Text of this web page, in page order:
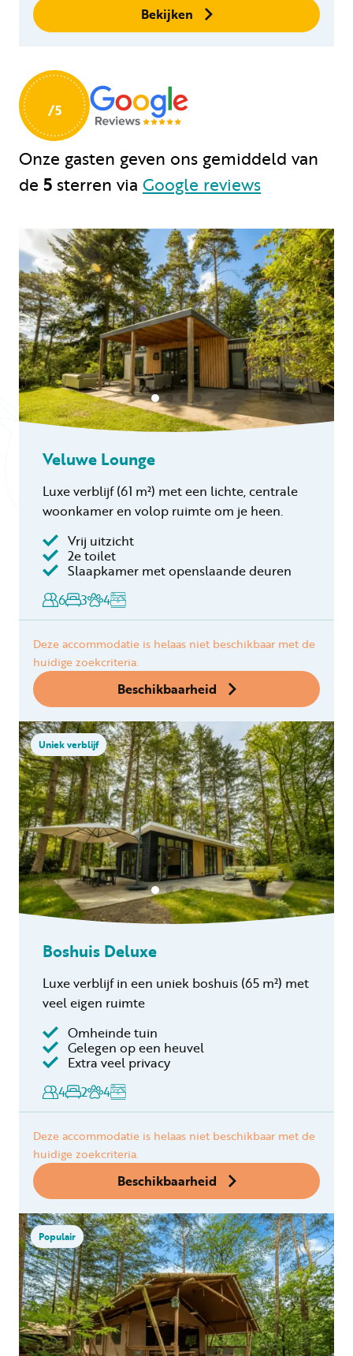
Veluwe Lounge
Luxe verblijf (61 m²) met een lichte, centrale
woonkamer en volop ruimte om je heen.
Vrij uitzicht
2e toilet
Slaapkamer met openslaande deuren
6
3 4
Deze accommodatie is helaas niet beschikbaar met de
huidige zoekcriteria.
Beschikbaarheid
Uniek verblijf
Boshuis Deluxe
Luxe verblijf in een uniek boshuis (65 m²) met
veel eigen ruimte
Omheinde tuin
Gelegen op een heuvel
Extra veel privacy
4
2 4
Deze accommodatie is helaas niet beschikbaar met de
huidige zoekcriteria.
Beschikbaarheid
Populair
Geen boekingskosten
Bekijken
Onze gasten geven ons gemiddeld van
de 5 sterren via Google reviews